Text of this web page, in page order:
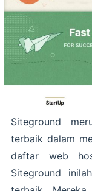
Siteground
terbaik dalam
daftar web
Siteground